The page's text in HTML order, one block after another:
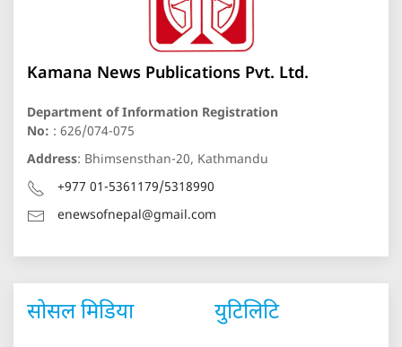
Kamana News Publications Pvt. Ltd.
Department of Information Registration
No: : 626/074-075
Address: Bhimsensthan-20, Kathmandu
+977 01-5361179/5318990
enewsofnepal@gmail.com
सोसल मिडिया युटिलिटि